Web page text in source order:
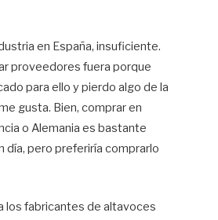
en España, insuficiente.
proveedores fuera porque
para ello y pierdo algo de la
gusta. Bien, comprar en
o Alemania es bastante
día, pero preferiría comprarlo
los fabricantes de altavoces